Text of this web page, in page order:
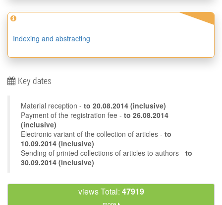
Indexing and abstracting
Key dates
Material reception - to 20.08.2014 (inclusive)
Payment of the registration fee - to 26.08.2014
(inclusive)
Electronic variant of the collection of articles - to
10.09.2014 (inclusive)
Sending of printed collections of articles to authors - to
30.09.2014 (inclusive)
views Total: 47919